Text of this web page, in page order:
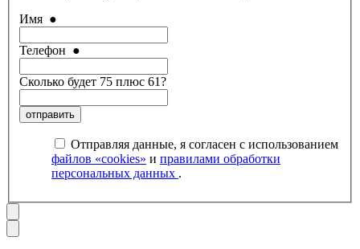
Имя ●
Телефон ●
Сколько будет 75 плюс 61?
отправить
Отправляя данные, я согласен с использованием
файлов «cookies» и правилами обработки
персональных данных .